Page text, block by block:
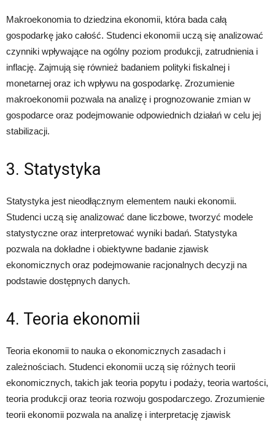
Makroekonomia to dziedzina ekonomii, która bada całą
gospodarkę jako całość. Studenci ekonomii uczą się analizować
czynniki wpływające na ogólny poziom produkcji, zatrudnienia i
inflację. Zajmują się również badaniem polityki fiskalnej i
monetarnej oraz ich wpływu na gospodarkę. Zrozumienie
makroekonomii pozwala na analizę i prognozowanie zmian w
gospodarce oraz podejmowanie odpowiednich działań w celu jej
stabilizacji.
3. Statystyka
Statystyka jest nieodłącznym elementem nauki ekonomii.
Studenci uczą się analizować dane liczbowe, tworzyć modele
statystyczne oraz interpretować wyniki badań. Statystyka
pozwala na dokładne i obiektywne badanie zjawisk
ekonomicznych oraz podejmowanie racjonalnych decyzji na
podstawie dostępnych danych.
4. Teoria ekonomii
Teoria ekonomii to nauka o ekonomicznych zasadach i
zależnościach. Studenci ekonomii uczą się różnych teorii
ekonomicznych, takich jak teoria popytu i podaży, teoria wartości,
teoria produkcji oraz teoria rozwoju gospodarczego. Zrozumienie
teorii ekonomii pozwala na analizę i interpretację zjawisk